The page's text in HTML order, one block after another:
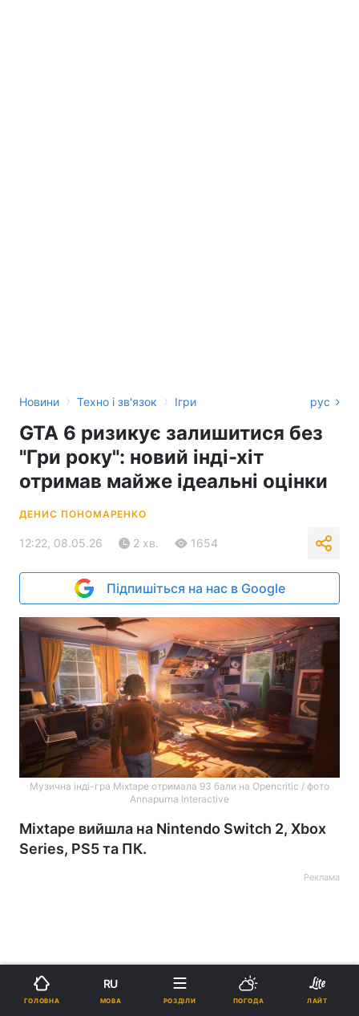
Новини › Техно і зв'язок › Ігри рус
GTA 6 ризикує залишитися без
"Гри року": новий інді-хіт
отримав майже ідеальні оцінки
ДЕНИС ПОНОМАРЕНКО
12:22, 08.05.26 2 хв. 1654
Підпишіться на нас в Google
Музична інді-гра Mixtape отримала 93 бали на Opencritic / фото
Annapurna Interactive
Mixtape вийшла на Nintendo Switch 2, Xbox
Series, PS5 та ПК.
Реклама
ad
ГОЛОВНА
RU
МОВА РОЗДІЛИ ПОГОДА ЛАЙТ